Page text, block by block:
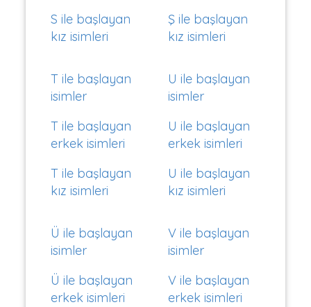
S ile başlayan
kız isimleri
Ş ile başlayan
kız isimleri
T ile başlayan
isimler
T ile başlayan
erkek isimleri
T ile başlayan
kız isimleri
U ile başlayan
isimler
U ile başlayan
erkek isimleri
U ile başlayan
kız isimleri
Ü ile başlayan
isimler
Ü ile başlayan
erkek isimleri
V ile başlayan
isimler
V ile başlayan
erkek isimleri